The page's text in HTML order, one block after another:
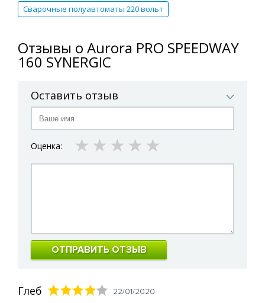
Сварочные полуавтоматы 220 вольт
Отзывы о Aurora PRO SPEEDWAY
160 SYNERGIC
Оставить отзыв
Оценка: 4 stars
3 stars
2 stars
1 star
ОТПРАВИТЬ ОТЗЫВ
Глеб 22/01/2020